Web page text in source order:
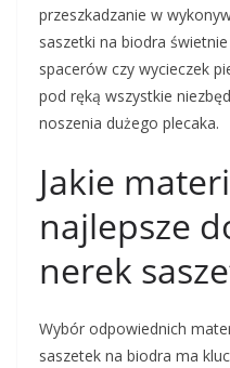
przeszkadzanie w
saszetki na biodra
spacerów czy wycieczek
pod ręką wszystkie
noszenia dużego plecaka.
Jakie
najlepsze
nerek
Wybór odpowiednich
saszetek na biodra ma